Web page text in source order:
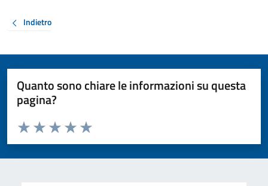
Indietro
Quanto sono chiare le informazioni su questa
pagina?
Valuta da 1 a 5 stelle la pagina
Valuta 5 stelle su 5
Valuta 4 stelle su 5
Valuta 3 stelle su 5
Valuta 2 stelle su 5
Valuta 1 stelle su 5